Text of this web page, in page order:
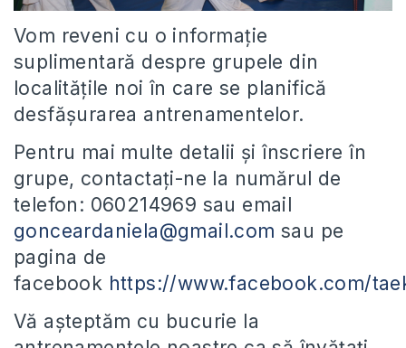
Vom reveni cu o informație
suplimentară despre grupele din
localitățile noi în care se planifică
desfășurarea antrenamentelor.
Pentru mai multe detalii și înscriere în
grupe, contactați-ne la numărul de
telefon: 060214969 sau email
gonceardaniela@gmail.com sau pe
pagina de
facebook https://www.facebook.com/
Vă așteptăm cu bucurie la